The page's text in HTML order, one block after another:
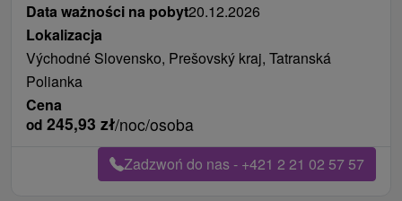
Data ważności na pobyt20.12.2026
Lokalizacja
Východné Slovensko, Prešovský kraj, Tatranská
Polianka
Cena
od 245,93 zł/noc/osoba
Zadzwoń do nas - +421 2 21 02 57 57